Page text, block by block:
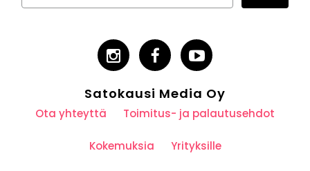
Satokausi Media Oy
Ota yhteyttä Toimitus- ja palautusehdot
Kokemuksia Yrityksille